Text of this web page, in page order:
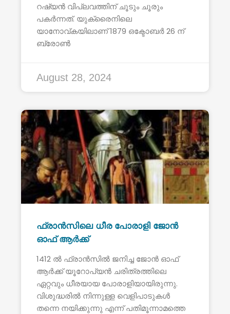
റഷ്യൻ വിപ്ലവത്തിന് ചൂടും ചൂരും
പകർന്നത്. യുക്രൈനിലെ
യാനോവ്കയിലാണ് 1879 ഒക്ടോബർ 26 ന്
ബ്രോൺ
August 28, 2024
ഫ്രാൻസിലെ ധീര പോരാളി ജോൻ
ഓഫ് ആർക്ക്
1412 ൽ ഫ്രാൻസിൽ ജനിച്ച ജോൻ ഓഫ്
ആർക്ക് യൂറോപ്യൻ ചരിത്രത്തിലെ
ഏറ്റവും ധീരയായ പോരാളിയായിരുന്നു.
വിശുദ്ധരിൽ നിന്നുള്ള വെളിപാടുകൾ
തന്നെ നയിക്കുന്നു എന്ന് പതിമൂന്നാമത്തെ